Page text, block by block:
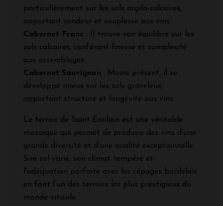
particulièrement sur les sols argilo-calcaires,
apportant rondeur et souplesse aux vins.
Cabernet Franc : Il trouve son équilibre sur les
sols calcaires, conférant finesse et complexité
aux assemblages.
Cabernet Sauvignon : Moins présent, il se
développe mieux sur les sols graveleux,
apportant structure et longévité aux vins.
Le terroir de Saint-Émilion est une véritable
mosaïque qui permet de produire des vins d’une
grande diversité et d’une qualité exceptionnelle.
Son sol varié, son climat tempéré et
l’adéquation parfaite avec les cépages bordelais
en font l’un des terroirs les plus prestigieux du
monde viticole.